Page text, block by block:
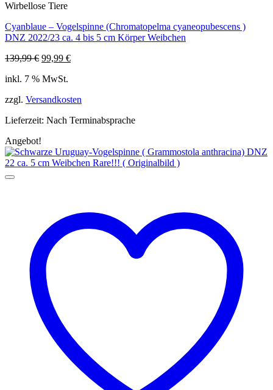
Wirbellose Tiere
Cyanblaue – Vogelspinne (Chromatopelma cyaneopubescens )
DNZ 2022/23 ca. 4 bis 5 cm Körper Weibchen
139,99€ Ursprünglicher
war:
99,99 €Aktueller
inkl. 7 % MwSt.
zzgl. Versandkosten
Lieferzeit: Nach Terminabsprache
Angebot!